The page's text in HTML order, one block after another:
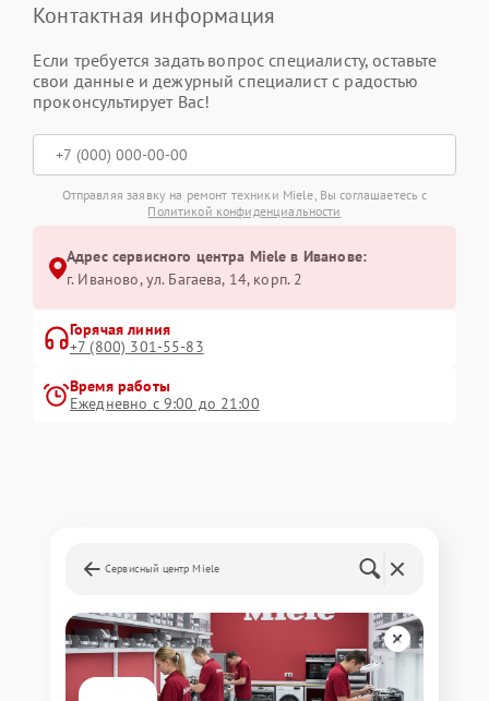
Контактная информация
Если требуется задать вопрос специалисту, оставьте
свои данные и дежурный специалист с радостью
проконсультирует Вас!
Отправляя заявку на ремонт техники Miele, Вы соглашаетесь с
Политикой конфиденциальности
Адрес сервисного центра Miele в Иванове:
г. Иваново, ул. Багаева, 14, корп. 2
Горячая линия
+7 (800) 301-55-83
Время работы
Ежедневно с 9:00 до 21:00
Сервисный центр Miele